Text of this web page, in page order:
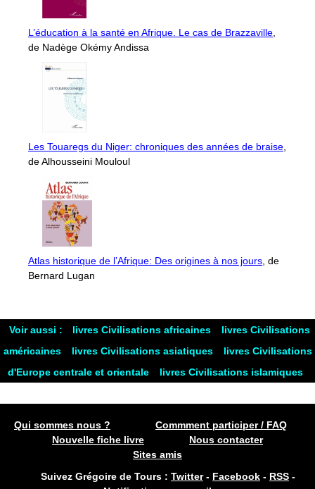
L’éducation à la santé en Afrique. Le cas de Brazzaville
de Nadège Okémy Andissa
Les Touaregs du Niger: chroniques des années de braise
de Alhousseini Mouloul
Atlas historique de l’Afrique: Des origines à nos jours , de
Bernard Lugan
Voir aussi : livres Civilisations africaines
livres Civilisations
américaines
livres Civilisations asiatiques
livres Civilisations
d'Europe centrale et orientale
livres Civilisations islamiques
Qui sommes nous ?
Commment participer / FAQ
Nouvelle fiche livre
Nous contacter
Sites amis
Suivez Grégoire de Tours : Twitter- Facebook - RSS -